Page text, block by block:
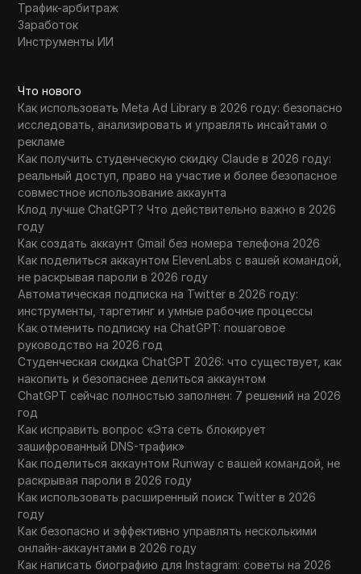
Трафик-арбитраж
Заработок
Инструменты ИИ
Что нового
Как использовать Meta Ad Library в 2026 году: безопасно
исследовать, анализировать и управлять инсайтами о
рекламе
Как получить студенческую скидку Claude в 2026 году:
реальный доступ, право на участие и более безопасное
совместное использование аккаунта
Клод лучше ChatGPT? Что действительно важно в 2026
году
Как создать аккаунт Gmail без номера телефона 2026
Как поделиться аккаунтом ElevenLabs с вашей командой,
не раскрывая пароли в 2026 году
Автоматическая подписка на Twitter в 2026 году:
инструменты, таргетинг и умные рабочие процессы
Как отменить подписку на ChatGPT: пошаговое
руководство на 2026 год
Студенческая скидка ChatGPT 2026: что существует, как
накопить и безопаснее делиться аккаунтом
ChatGPT сейчас полностью заполнен: 7 решений на 2026
год
Как исправить вопрос «Эта сеть блокирует
зашифрованный DNS-трафик»
Как поделиться аккаунтом Runway с вашей командой, не
раскрывая пароли в 2026 году
Как использовать расширенный поиск Twitter в 2026
году
Как безопасно и эффективно управлять несколькими
онлайн-аккаунтами в 2026 году
Как написать биографию для Instagram: советы на 2026